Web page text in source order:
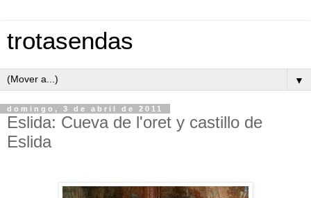
trotasendas
▼
domingo, 3 de abril de 2011
Eslida: Cueva de l'oret y castillo de
Eslida